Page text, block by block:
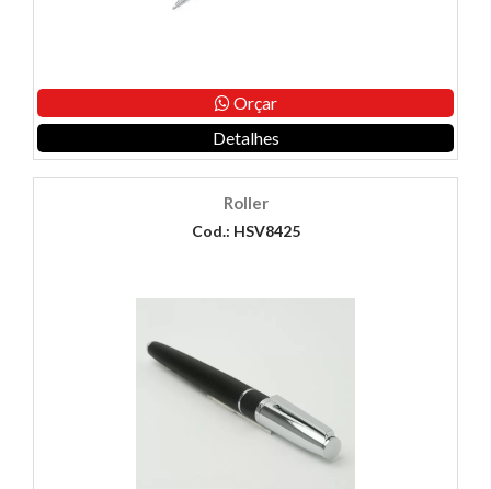
Orçar
Detalhes
Roller
Cod.: HSV8425